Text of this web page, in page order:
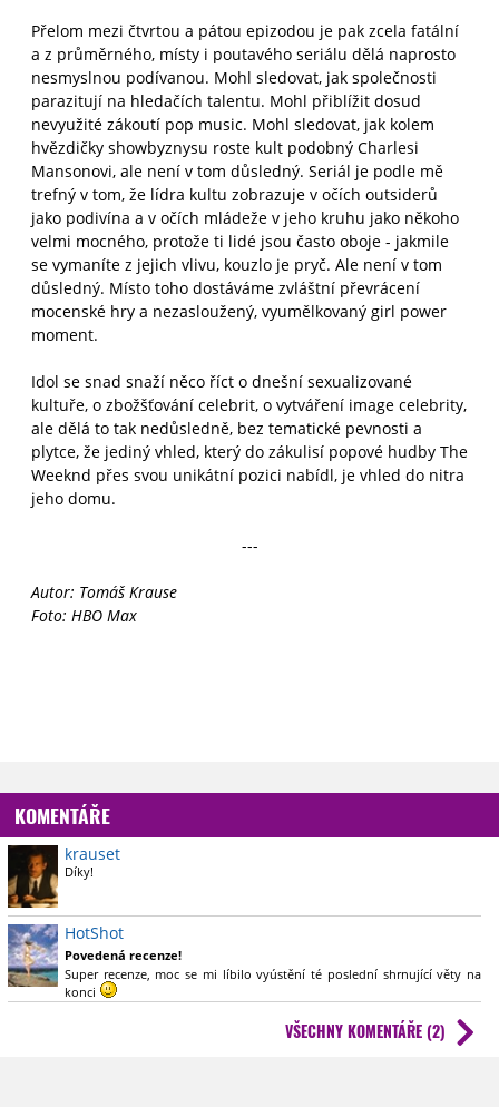
Přelom mezi čtvrtou a pátou epizodou je pak zcela fatální
a z průměrného, místy i poutavého seriálu dělá naprosto
nesmyslnou podívanou. Mohl sledovat, jak společnosti
parazitují na hledačích talentu. Mohl přiblížit dosud
nevyužité zákoutí pop music. Mohl sledovat, jak kolem
hvězdičky showbyznysu roste kult podobný Charlesi
Mansonovi, ale není v tom důsledný. Seriál je podle mě
trefný v tom, že lídra kultu zobrazuje v očích outsiderů
jako podivína a v očích mládeže v jeho kruhu jako někoho
velmi mocného, protože ti lidé jsou často oboje - jakmile
se vymaníte z jejich vlivu, kouzlo je pryč. Ale není v tom
důsledný. Místo toho dostáváme zvláštní převrácení
mocenské hry a nezasloužený, vyumělkovaný girl power
moment.
Idol se snad snaží něco říct o dnešní sexualizované
kultuře, o zbožšťování celebrit, o vytváření image celebrity,
ale dělá to tak nedůsledně, bez tematické pevnosti a
plytce, že jediný vhled, který do zákulisí popové hudby The
Weeknd přes svou unikátní pozici nabídl, je vhled do nitra
jeho domu.
---
Autor: Tomáš Krause
Foto: HBO Max
KOMENTÁŘE
krauset
Díky!
Tolkienovy úmrtiny, tak roční výročí premiéry Prstenů moci. Je
povzbudivé, že se o ten článek ještě někdo zajímá.
HotShot
Povedená recenze!
Super recenze, moc se mi líbilo vyústění té poslední shrnující věty na
konci
Mimochodem, dočkáme se někdy toho slíbeného pokračování článků
VŠECHNY KOMENTÁŘE (2)